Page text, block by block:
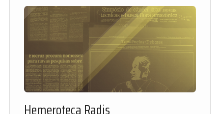
Hemeroteca Radis